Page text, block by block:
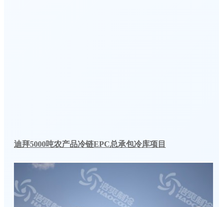
迪拜5000吨农产品冷链EPC总承包冷库项目